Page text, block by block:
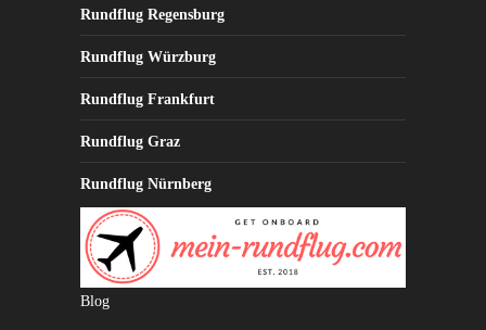
Rundflug Regensburg
Rundflug Würzburg
Rundflug Frankfurt
Rundflug Graz
Rundflug Nürnberg
Blog